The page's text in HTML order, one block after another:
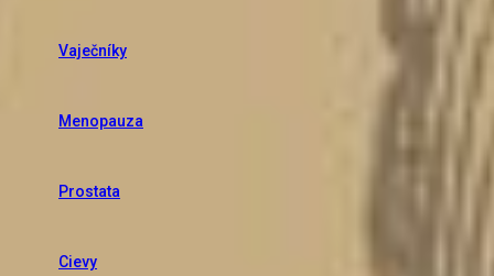
Vaječníky
Menopauza
Prostata
Cievy